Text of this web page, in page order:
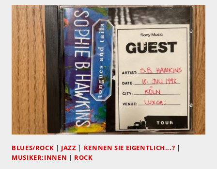
ANNA
WEBBER?
BLUES/ROCK | JAZZ | KENNEN SIE EIGENTLICH...? |
MUSIKER:INNEN | ROCK